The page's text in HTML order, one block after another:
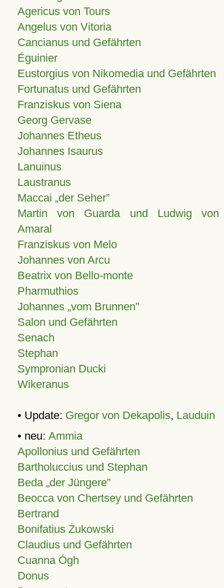
Agericus von Tours
Angelus von Vitoria
Cancianus und Gefährten
Éguinier
Eustorgius von Nikomedia und Gefährten
Fortunatus und Gefährten
Franziskus von Siena
Georg Gervase
Johannes Etheus
Johannes Isaurus
Lanuinus
Laustranus
Maccai „der Seher”
Martin von Guarda und Ludwig von
Amaral
Franziskus von Melo
Johannes von Arcu
Beatrix von Bello-monte
Pharmuthios
Johannes vom Brunnen
Salon und Gefährten
Senach
Stephan
Sympronian Ducki
Wikeranus
• Update: Gregor von Dekapolis, Lauduin
• neu: Ammia
Apollonius und Gefährten
Bartholuccius und Stephan
Beda „der Jüngere”
Beocca von Chertsey und Gefährten
Bertrand
Bonifatius Żukowski
Claudius und Gefährten
Cuanna Ógh
Donus